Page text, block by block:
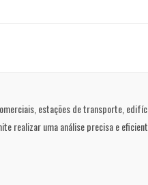
estações de transporte,
realizar uma análise precisa e